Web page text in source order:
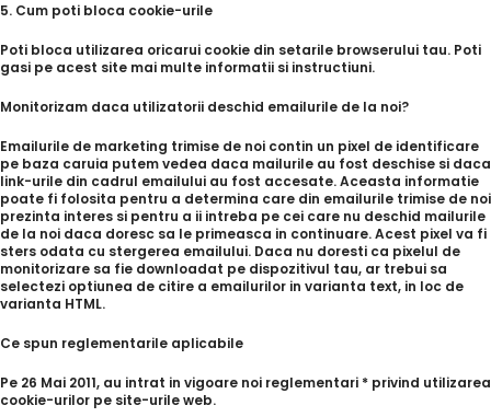
5. Cum poti bloca cookie-urile
Poti bloca utilizarea oricarui cookie din setarile browserului tau. Poti
gasi pe acest site mai multe informatii si instructiuni.
Monitorizam daca utilizatorii deschid emailurile de la noi?
Emailurile de marketing trimise de noi contin un pixel de identificare
pe baza caruia putem vedea daca mailurile au fost deschise si daca
link-urile din cadrul emailului au fost accesate. Aceasta informatie
poate fi folosita pentru a determina care din emailurile trimise de noi
prezinta interes si pentru a ii intreba pe cei care nu deschid mailurile
de la noi daca doresc sa le primeasca in continuare. Acest pixel va fi
sters odata cu stergerea emailului. Daca nu doresti ca pixelul de
monitorizare sa fie downloadat pe dispozitivul tau, ar trebui sa
selectezi optiunea de citire a emailurilor in varianta text, in loc de
varianta HTML.
Ce spun reglementarile aplicabile
Pe 26 Mai 2011, au intrat in vigoare noi reglementari * privind utilizarea
cookie-urilor pe site-urile web.